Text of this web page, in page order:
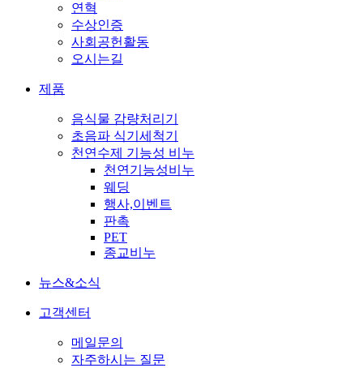
연혁
수상인증
사회공헌활동
오시는길
제품
음식물 감량처리기
초음파 식기세척기
천연수제 기능성 비누
천연기능성비누
웨딩
행사,이벤트
판촉
PET
종교비누
뉴스&소식
고객센터
메일문의
자주하시는 질문